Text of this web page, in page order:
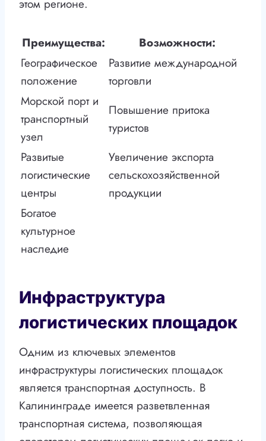
этом регионе.
Преимущества:
Возможности:
Географическое
положение
Развитие международной
торговли
Морской порт и
транспортный
узел
Повышение притока
туристов
Развитые
логистические
центры
Увеличение экспорта
сельскохозяйственной
продукции
Богатое
культурное
наследие
Инфраструктура
логистических площадок
Одним из ключевых элементов
инфраструктуры логистических площадок
является транспортная доступность. В
Калининграде имеется разветвленная
транспортная система, позволяющая